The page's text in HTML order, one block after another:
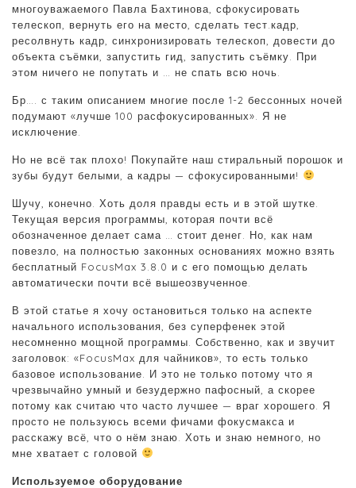
многоуважаемого Павла Бахтинова, сфокусировать
телескоп, вернуть его на место, сделать тест.кадр,
ресолвнуть кадр, синхронизировать телескоп, довести до
объекта съёмки, запустить гид, запустить съёмку. При
этом ничего не попутать и … не спать всю ночь.
Бр…. с таким описанием многие после 1-2 бессонных ночей
подумают «лучше 100 расфокусированных». Я не
исключение.
Но не всё так плохо! Покупайте наш стиральный порошок и
зубы будут белыми, а кадры — сфокусированными!
Шучу, конечно. Хоть доля правды есть и в этой шутке.
Текущая версия программы, которая почти всё
обозначенное делает сама … стоит денег. Но, как нам
повезло, на полностью законных основаниях можно взять
бесплатный FocusMax 3.8.0 и с его помощью делать
автоматически почти всё вышеозвученное.
В этой статье я хочу остановиться только на аспекте
начального использования, без суперфенек этой
несомненно мощной программы. Собственно, как и звучит
заголовок: «FocusMax для чайников», то есть только
базовое использование. И это не только потому что я
чрезвычайно умный и безудержно пафосный, а скорее
потому как считаю что часто лучшее — враг хорошего. Я
просто не пользуюсь всеми фичами фокусмакса и
расскажу всё, что о нём знаю. Хоть и знаю немного, но
мне хватает с головой
Используемое оборудование